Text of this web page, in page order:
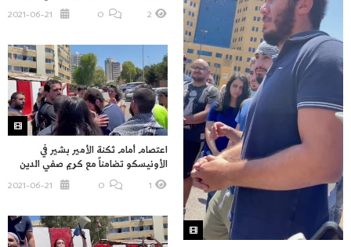
2
O
اعتصام أمام ثكنة الأمير بشير في
الأونيسكو تضامناً مع كريم صفي الدين
1
O